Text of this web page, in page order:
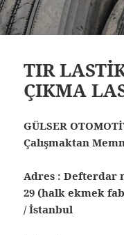
TIR
ÇIKMA
GÜLSER
Çalışmaktan
Adres : Defterdar
29 (halk ekmek
/ İstanbul